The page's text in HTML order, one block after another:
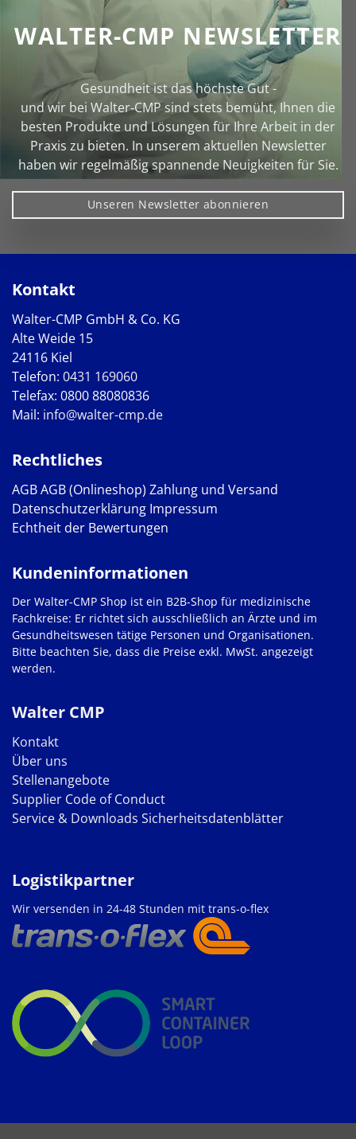
WALTER-CMP NEWSLETTER
Gesundheit ist das höchste Gut -
und wir bei Walter‑CMP sind stets bemüht, Ihnen die
besten Produkte und Lösungen für Ihre Arbeit in der
Praxis zu bieten. In unserem aktuellen Newsletter
haben wir regelmäßig spannende Neuigkeiten für Sie.
Unseren Newsletter abonnieren
Kontakt
Walter-CMP GmbH & Co. KG
Alte Weide 15
24116 Kiel
Telefon: 0431 169060
Telefax: 0800 88080836
Mail: info@walter-cmp.de
Rechtliches
AGBAGB (Onlineshop) Zahlung und Versand
Datenschutzerklärung Impressum
Echtheit der Bewertungen
Walter CMP
Kontakt
Über uns
Stellenangebote
Supplier Code of Conduct
Service & Downloads Sicherheitsdatenblätter
Kundeninformationen
Der Walter-CMP Shop ist ein B2B-Shop für medizinische
Fachkreise: Er richtet sich ausschließlich an Ärzte und im
Gesundheitswesen tätige Personen und Organisationen.
Bitte beachten Sie, dass die Preise exkl. MwSt. angezeigt
werden.
Logistikpartner
Wir versenden in 24-48 Stunden mit trans-o-flex